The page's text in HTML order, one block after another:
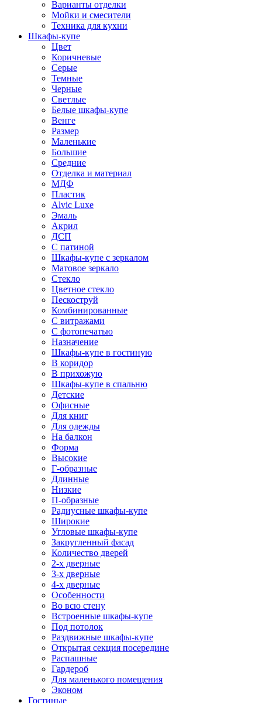
Варианты отделки
Мойки и смесители
Техника для кухни
Шкафы-купе
Цвет
Коричневые
Серые
Темные
Черные
Светлые
Белые шкафы-купе
Венге
Размер
Маленькие
Большие
Средние
Отделка и материал
МДФ
Пластик
Alvic Luxe
Эмаль
Акрил
ДСП
С патиной
Шкафы-купе с зеркалом
Матовое зеркало
Стекло
Цветное стекло
Пескоструй
Комбинированные
С витражами
С фотопечатью
Назначение
Шкафы-купе в гостиную
В коридор
В прихожую
Шкафы-купе в спальню
Детские
Офисные
Для книг
Для одежды
На балкон
Форма
Высокие
Г-образные
Длинные
Низкие
П-образные
Радиусные шкафы-купе
Широкие
Угловые шкафы-купе
Закругленный фасад
Количество дверей
2-х дверные
3-х дверные
4-х дверные
Особенности
Во всю стену
Встроенные шкафы-купе
Под потолок
Раздвижные шкафы-купе
Открытая секция посередине
Распашные
Гардероб
Для маленького помещения
Эконом
Гостиные